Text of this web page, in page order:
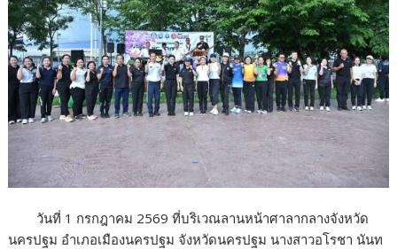
วันที่ 1 กรกฎาคม 2569 ที่บริเวณลานหน้าศาลากลางจังหวัด
นครปฐม อำเภอเมืองนครปฐม จังหวัดนครปฐม นางสาวอโรชา นันท